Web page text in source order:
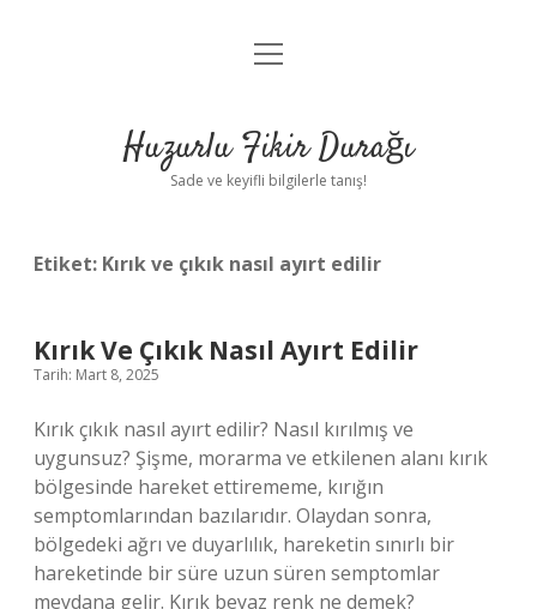
Anasayfa
Yasal Uyarı
menüyü
Huzurlu Fikir Durağı
Sade ve keyifli bilgilerle tanış!
Etiket: Kırık ve çıkık nasıl ayırt edilir
Kırık Ve Çıkık Nasıl Ayırt Edilir
Tarih: Mart 8, 2025
Kırık çıkık nasıl ayırt edilir? Nasıl kırılmış ve
uygunsuz? Şişme, morarma ve etkilenen alanı kırık
bölgesinde hareket ettirememe, kırığın
semptomlarından bazılarıdır. Olaydan sonra,
bölgedeki ağrı ve duyarlılık, hareketin sınırlı bir
hareketinde bir süre uzun süren semptomlar
meydana gelir. Kırık beyaz renk ne demek?